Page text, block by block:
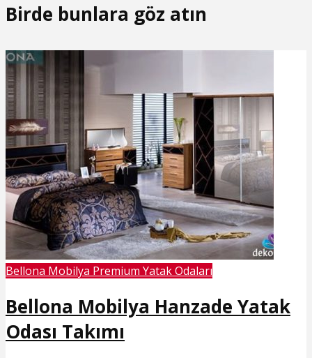
Birde bunlara göz atın
Bellona Mobilya Premium Yatak Odaları
Bellona Mobilya Hanzade Yatak
Odası Takımı